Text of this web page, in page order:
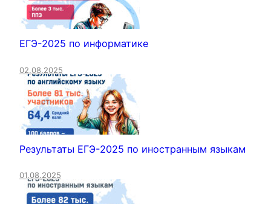
ЕГЭ-2025 по информатике
02.08.2025
Результаты ЕГЭ-2025 по иностранным языкам
01.08.2025